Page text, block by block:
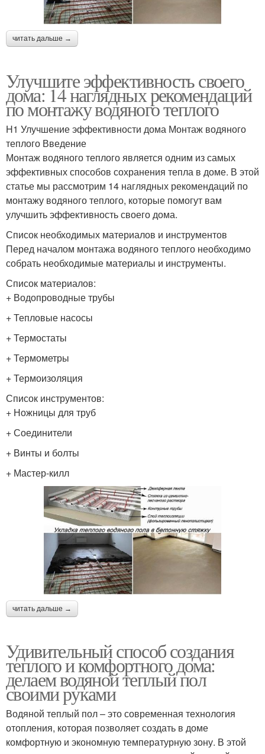
читать дальше →
Улучшите эффективность своего
дома: 14 наглядных рекомендаций
по монтажу водяного теплого
H1 Улучшение эффективности дома Монтаж водяного
теплого Введение
Монтаж водяного теплого является одним из самых
эффективных способов сохранения тепла в доме. В этой
статье мы рассмотрим 14 наглядных рекомендаций по
монтажу водяного теплого, которые помогут вам
улучшить эффективность своего дома.
Список необходимых материалов и инструментов
Перед началом монтажа водяного теплого необходимо
собрать необходимые материалы и инструменты.
Список материалов:
+ Водопроводные трубы
+ Тепловые насосы
+ Термостаты
+ Термометры
+ Термоизоляция
Список инструментов:
+ Ножницы для труб
+ Соединители
+ Винты и болты
+ Мастер-килл
читать дальше →
Удивительный способ создания
теплого и комфортного дома:
делаем водяной теплый пол
своими руками
Водяной теплый пол – это современная технология
отопления, которая позволяет создать в доме
комфортную и экономную температурную зону. В этой